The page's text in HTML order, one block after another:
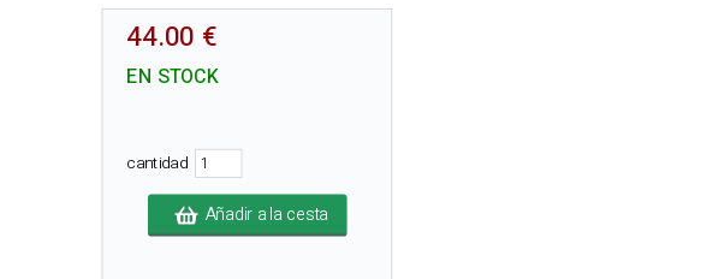
44.00 €
EN STOCK
cantidad
Añadir a la cesta